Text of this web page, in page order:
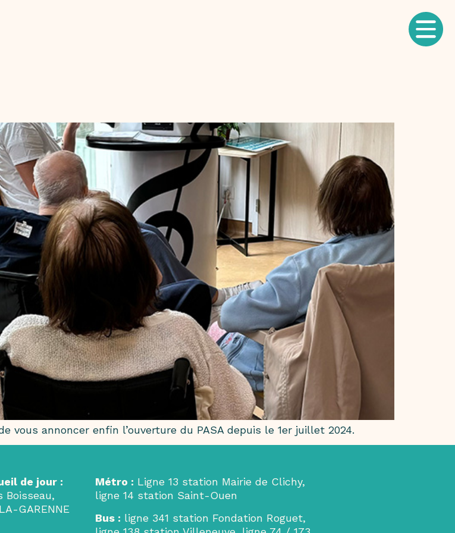
vous annoncer enfin l’ouverture du PASA depuis le 1er juillet 2024.
de jour :
Boisseau,
GARENNE
Métro : Ligne 13 station Mairie de Clichy,
ligne 14 station Saint-Ouen
Bus : ligne 341 station Fondation Roguet,